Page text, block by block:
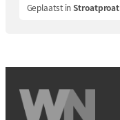
Geplaatst inStroatproat